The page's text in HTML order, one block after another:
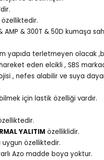
AMP & 300T & 50D kumaşa
yapıda terletmeyen olacak
eden elcikli , SBS
, nefes alabilir ve suya
için lastik özelliği vardır.
YALITIM özelliklidir.
uygun özelliktedir.
Azo madde boya yoktur.